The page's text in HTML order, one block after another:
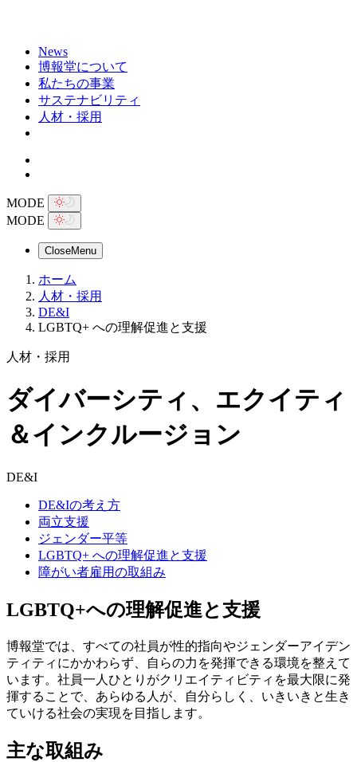
News
博報堂について
私たちの事業
サステナビリティ
人材・採用
MODE
MODE
CloseMenu
ホーム
人材・採用
DE&I
LGBTQ+ への理解促進と支援
人材・採用
ダイバーシティ、 エクイティ
＆インクルージョン
DE&I
DE&Iの考え方
両立支援
ジェンダー平等
LGBTQ+ への理解促進と支援
障がい者雇用の取組み
LGBTQ+への理解促進と支援
博報堂では、すべての社員が性的指向やジェンダーアイデン
ティティにかかわらず、自らの力を発揮できる環境を整えて
います。社員一人ひとりがクリエイティビティを最大限に発
揮することで、あらゆる人が、自分らしく、いきいきと生き
ていける社会の実現を目指します。
主な取組み